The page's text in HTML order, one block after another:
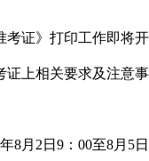
考证》打印工作即将开
证上相关要求及注意事
8月2日9：00至8月5日